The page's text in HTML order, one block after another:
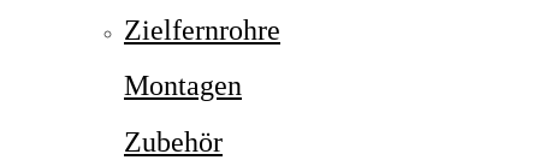
Zielfernrohre
Montagen
Zubehör